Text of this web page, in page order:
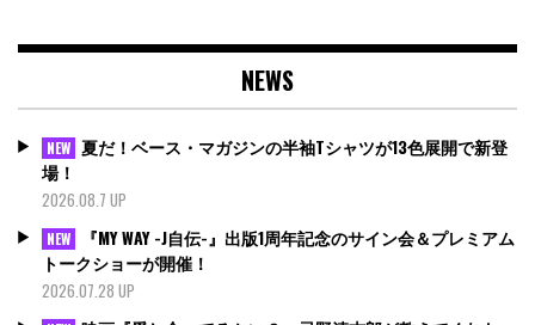
NEWS
NEW 夏だ！ベース・マガジンの半袖Tシャツが13色展開で新登
場！
2026.08.7 UP
NEW
『MY WAY -J自伝-』出版1周年記念のサイン会＆プレミアム
トークショーが開催！
2026.07.28 UP